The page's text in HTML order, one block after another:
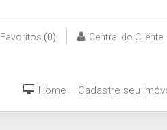
Central do Cliente
Favoritos (0)
(47) 999940042
Cadastre seu
Home